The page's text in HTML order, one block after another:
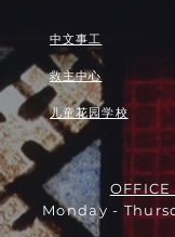
中文事工
救主中心
儿童花园学校
OFFICE
Monday -